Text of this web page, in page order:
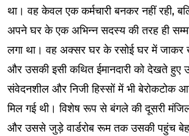
था। वह केवल एक कर्मचारी बनकर नहीं रही,
अपने घर के एक अभिन्न सदस्य की तरह ही
लगा था। वह अक्सर घर के रसोई घर में जाकर
और उसकी इसी कथित ईमानदारी को देखते
संवेदनशील और निजी हिस्सों में भी बेरोकटोक
मिल गई थी। विशेष रूप से बंगले की दूसरी
और उससे जुड़े वार्डरोब रूम तक उसकी पहुंच